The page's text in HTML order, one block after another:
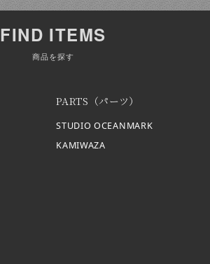
FIND ITEMS
商品を探す
PARTS（パーツ）
STUDIO OCEANMARK
KAMIWAZA